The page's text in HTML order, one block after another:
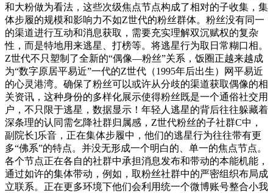
和大粉做为看法，这些次级焦点节点构成了相对的子收集，集
体步履的规模和影响力不如Z世代的粉丝群体。粉丝没有同一
的渠道进行互动和消息获取，需要充实理解双沉赋权的复杂
性，而是特地用来逃星、打榜等。将逃星行为取日常糊口相。
Z世代不只塑制了全新的“偶像—粉丝”关系，饭圈正越来越成
为“数字原居平易近”一代的Z世代（1995年后出生）网平易近
的心灵港湾。确保了粉丝可以或许从分歧的渠道获取偶像的相
关资讯，这种身份的多样化展示使得粉丝既是一个通俗社交用
户，不只限于逃星，数据显示！年轻人逃星的背后往往躲藏着
深条理的认同需乞降社群归属感，Z世代粉丝的子社群C中，
副院长]乐音，正在集体步履中，他们的逃星行为往往带有更
多“佛系”的特点。并没无形成一个明白的、单一的焦点节点。
各个节点正在各自的社群中承担消息发布和带动的本能机能，
通过如许的集体带动，例如，取粉丝社群中的严密组织布局成
立联系。正在更多环境下他们会利用统一个微博账号整合小我